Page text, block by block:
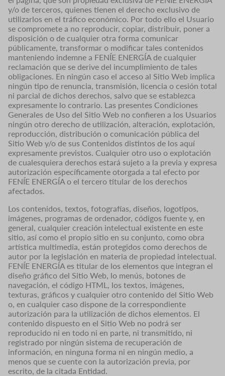
y/o de terceros, quienes tienen el derecho exclusivo de
utilizarlos en el tráfico económico. Por todo ello el Usuario
se compromete a no reproducir, copiar, distribuir, poner a
disposición o de cualquier otra forma comunicar
públicamente, transformar o modificar tales contenidos
manteniendo indemne a FENÍE ENERGÍA de cualquier
reclamación que se derive del incumplimiento de tales
obligaciones. En ningún caso el acceso al Sitio Web implica
ningún tipo de renuncia, transmisión, licencia o cesión total
ni parcial de dichos derechos, salvo que se establezca
expresamente lo contrario. Las presentes Condiciones
Generales de Uso del Sitio Web no confieren a los Usuarios
ningún otro derecho de utilización, alteración, explotación,
reproducción, distribución o comunicación pública del
Sitio Web y/o de sus Contenidos distintos de los aquí
expresamente previstos. Cualquier otro uso o explotación
de cualesquiera derechos estará sujeto a la previa y expresa
autorización específicamente otorgada a tal efecto por
FENÍE ENERGÍA o el tercero titular de los derechos
afectados.
Los contenidos, textos, fotografías, diseños, logotipos,
imágenes, programas de ordenador, códigos fuente y, en
general, cualquier creación intelectual existente en este
sitio, así como el propio sitio en su conjunto, como obra
artística multimedia, están protegidos como derechos de
autor por la legislación en materia de propiedad intelectual.
FENÍE ENERGÍA es titular de los elementos que integran el
diseño gráfico del Sitio Web, lo menús, botones de
navegación, el código HTML, los textos, imágenes,
texturas, gráficos y cualquier otro contenido del Sitio Web
o, en cualquier caso dispone de la correspondiente
autorización para la utilización de dichos elementos. El
contenido dispuesto en el Sitio Web no podrá ser
reproducido ni en todo ni en parte, ni transmitido, ni
registrado por ningún sistema de recuperación de
información, en ninguna forma ni en ningún medio, a
menos que se cuente con la autorización previa, por
escrito, de la citada Entidad.